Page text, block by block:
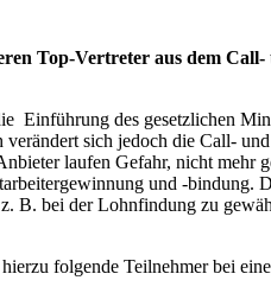
Top-Vertreter aus dem
Einführung des gesetzlichen
sich jedoch die Call-
laufen Gefahr, nicht
und -bindung.
B. bei der Lohnfindung zu
folgende Teilnehmer bei